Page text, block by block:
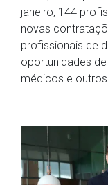
janeiro, 144
novas
profissionais de
oportunidades
médicos e